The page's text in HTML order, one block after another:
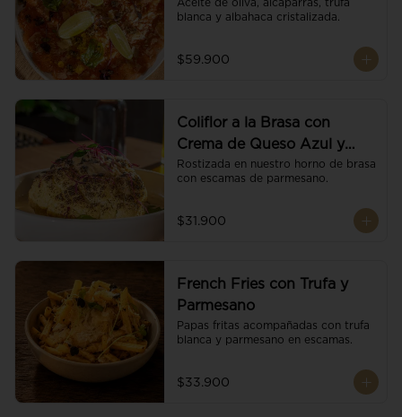
Aceite de oliva, alcaparras, trufa
blanca y albahaca cristalizada.
$59.900
Coliflor a la Brasa con
Crema de Queso Azul y
Vino
Rostizada en nuestro horno de brasa
con escamas de parmesano.
$31.900
French Fries con Trufa y
Parmesano
Papas fritas acompañadas con trufa
blanca y parmesano en escamas.
$33.900